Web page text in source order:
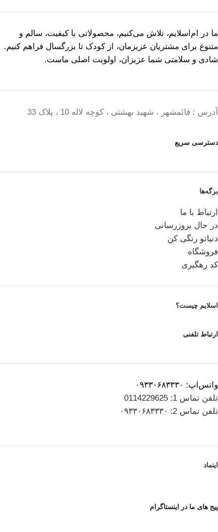
ما در ام‌اسلایم، تلاش می‌کنیم، محصولاتی با کیفیت، سالم و
متنوع برای مشتریان عزیزمان، از کودک تا بزرگسال فراهم کنیم.
شادی و سلامتی شما عزیزان، اولویت اصلی ماست.
آدرس : قائمشهر ، شهید بهشتی ، کوچه لاله 10 ، پلاک 33
دسترسی سریع
برگه‌ها
ارتباط با ما
در حال بروزرسانی
دنیاتو رنگی کن
فروشگاه
کد رهگیری
اسلایم چیست؟
ارتباط تلفنی
واتس‌اپ: ۰۹۳۳۰۶۸۳۳۳۰
تلفن تماس 1: 0114229625
تلفن تماس 2: ۰۹۳۳۰۶۸۳۳۳۰
اینماد
پیج های ما در اینستاگرام